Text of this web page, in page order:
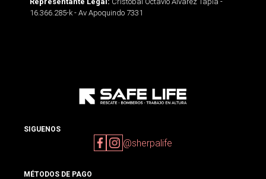
16.366.285-k - Av Apoquindo 7331
SIGUENOS
@sherpalife
MÉTODOS DE PAGO